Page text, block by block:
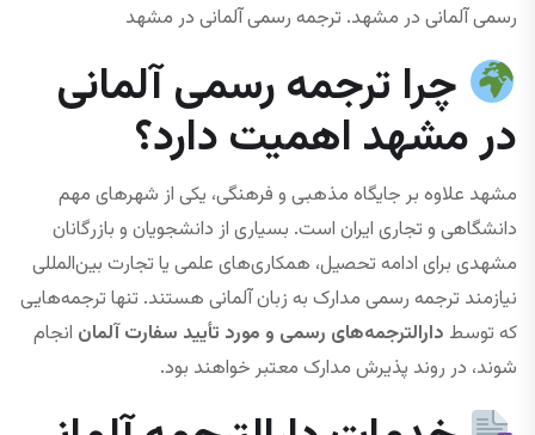
رسمی آلمانی در مشهد. ترجمه رسمی آلمانی در مشهد
چرا ترجمه رسمی آلمانی
در مشهد اهمیت دارد؟
مشهد علاوه بر جایگاه مذهبی و فرهنگی، یکی از شهرهای مهم
دانشگاهی و تجاری ایران است. بسیاری از دانشجویان و بازرگانان
مشهدی برای ادامه تحصیل، همکاری‌های علمی یا تجارت بین‌المللی
نیازمند ترجمه رسمی مدارک به زبان آلمانی هستند. تنها ترجمه‌هایی
که توسط دارالترجمه‌های رسمی و مورد تأیید سفارت آلمان انجام
شوند، در روند پذیرش مدارک معتبر خواهند بود.